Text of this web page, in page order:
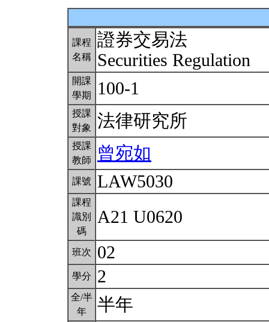
課程
名稱
證券交易法
Securities Regulation
開課
學期
100-1
授課
對象
法律研究所
授課
教師
曾宛如
課號 LAW5030
課程
識別
碼
A21 U0620
班次 02
學分 2
全/半
年
半年